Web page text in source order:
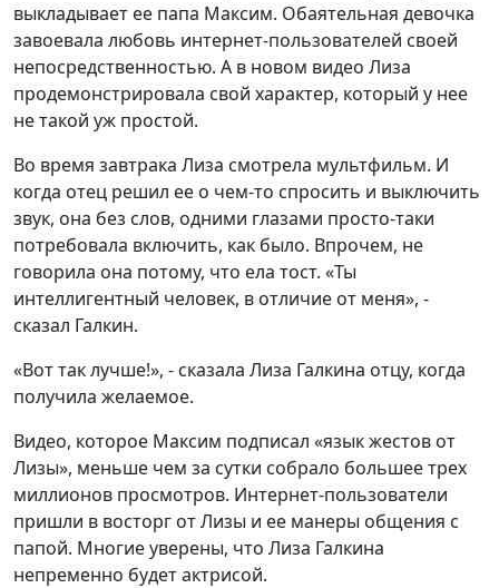
выкладывает ее папа Максим. Обаятельная девочка
завоевала любовь интернет-пользователей своей
непосредственностью. А в новом видео Лиза
продемонстрировала свой характер, который у нее
не такой уж простой.
Во время завтрака Лиза смотрела мультфильм. И
когда отец решил ее о чем-то спросить и выключить
звук, она без слов, одними глазами просто-таки
потребовала включить, как было. Впрочем, не
говорила она потому, что ела тост. «Ты
интеллигентный человек, в отличие от меня», -
сказал Галкин.
«Вот так лучше!», - сказала Лиза Галкина отцу, когда
получила желаемое.
Видео, которое Максим подписал «язык жестов от
Лизы», меньше чем за сутки собрало большее трех
миллионов просмотров. Интернет-пользователи
пришли в восторг от Лизы и ее манеры общения с
папой. Многие уверены, что Лиза Галкина
непременно будет актрисой.